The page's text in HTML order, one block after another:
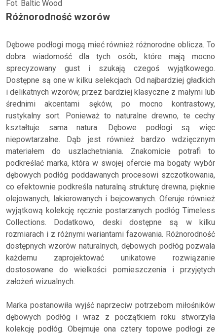
Fot. Baltic Wood
Różnorodność wzorów
Dębowe podłogi mogą mieć również różnorodne oblicza. To
dobra wiadomość dla tych osób, które mają mocno
sprecyzowany gust i szukają czegoś wyjątkowego.
Dostępne są one w kilku selekcjach. Od najbardziej gładkich
i delikatnych wzorów, przez bardziej klasyczne z małymi lub
średnimi akcentami sęków, po mocno kontrastowy,
rustykalny sort. Ponieważ to naturalne drewno, te cechy
kształtuje sama natura. Dębowe podłogi są więc
niepowtarzalne. Dąb jest również bardzo wdzięcznym
materiałem do uszlachetniania. Znakomicie potrafi to
podkreślać marka, która w swojej ofercie ma bogaty wybór
dębowych podłóg poddawanych procesowi szczotkowania,
co efektownie podkreśla naturalną strukturę drewna, pięknie
olejowanych, lakierowanych i bejcowanych. Oferuje również
wyjątkową kolekcję ręcznie postarzanych podłóg Timeless
Collections. Dodatkowo, deski dostępne są w kilku
rozmiarach i z różnymi wariantami fazowania. Różnorodność
dostępnych wzorów naturalnych, dębowych podłóg pozwala
każdemu zaprojektować unikatowe rozwiązanie
dostosowane do wielkości pomieszczenia i przyjętych
założeń wizualnych.
Marka postanowiła wyjść naprzeciw potrzebom miłośników
dębowych podłóg i wraz z początkiem roku stworzyła
kolekcję podłóg. Obejmuje ona cztery topowe podłogi ze